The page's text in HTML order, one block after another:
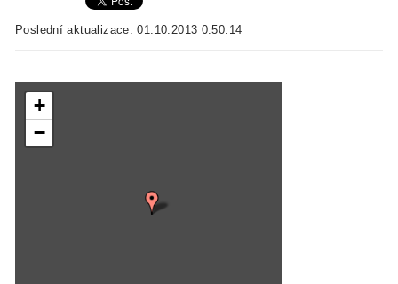
Poslední aktualizace: 01.10.2013 0:50:14
+
−